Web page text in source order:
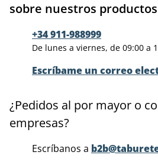
sobre nuestros
+34 911-988999
De lunes a viernes, de 09:00 a
Escríbame un correo
¿Pedidos al por mayor o
empresas?
Escríbanos a